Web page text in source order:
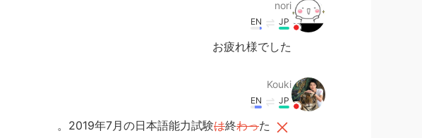
nori
JP
EN
お疲れ様でした
Kouki
JP
EN
2019年7月の日本語能力試験は終わった。